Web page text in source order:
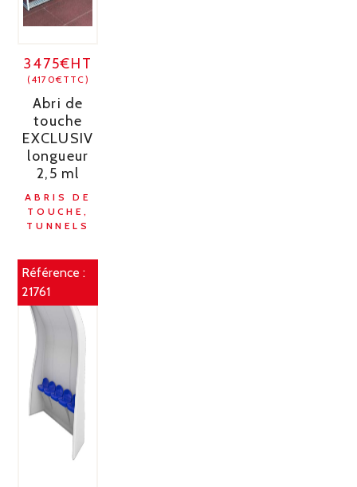
3475€HT
(4170€TTC)
Abri de
touche
EXCLUSIV
longueur
2,5 ml
ABRIS DE
TOUCHE,
TUNNELS
Référence :
21761